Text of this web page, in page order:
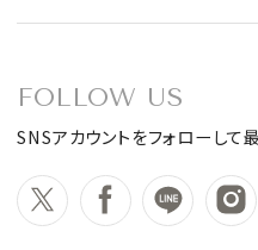
FOLLOW US
SNSアカウントをフォローして